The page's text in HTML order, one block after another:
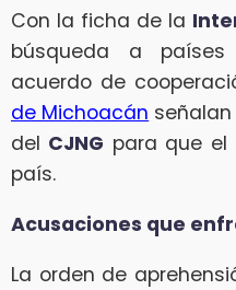
Con la ficha de la
búsqueda a
acuerdo de
de Michoacán
del CJNG para que el
país.
Acusaciones que
La orden de